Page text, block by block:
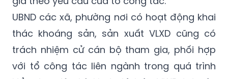
thác khoáng sản, sản xuất VLXD cũng có
trách nhiệm cử cán bộ tham gia, phối hợp
với tổ công tác liên ngành trong quá trình
kiểm tra việc kê khai giá bán VLXD tại các
doanh nghiệp trên địa bàn.